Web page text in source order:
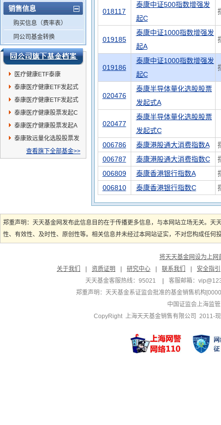
销售信息
购买信息（费率表）
同公司基金转换
医疗健康ETF泰康
泰康医疗健康ETF发起式
联接A
泰康医疗健康ETF发起式
联接C
泰康医疗健康股票发起C
泰康医疗健康股票发起A
泰康致远量化选股股票发
查看旗下全部基金>>
018117
泰康中证500指数增强发
起C
019185
泰康中证1000指数增强发
起A
019186
泰康中证1000指数增强发
起C
020476
泰康半导体量化选股股票
发起式A
020477
泰康半导体量化选股股票
发起式C
006786
泰康港股通大消费指数A
006787
泰康港股通大消费指数C
006809
泰康香港银行指数A
006810
泰康香港银行指数C
郑重声明：天天基金网发布此信息目的在于传播更多信息，与本网站立场无关。
性、有效性、及时性、原创性等。相关信息并未经过本网站证实，不对您构成任
将天天基金网设为上网
关于我们
资质证明 研究中心 联系我们
安全指引
天天基金客服热线：95021
客服邮箱：
郑重声明： 天天基金系证监会批准的基金销售机构
中国证监会上海监
CopyRight 上海天天基金销售有限公司 2011-